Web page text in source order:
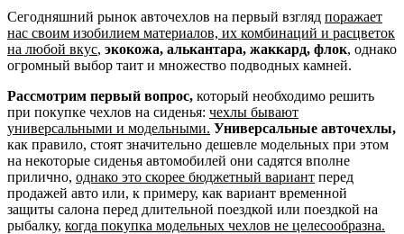
Сегодняшний рынок авточехлов на первый взгляд поражает
нас своим изобилием материалов, их комбинаций и расцветок
на любой вкус, экокожа, алькантара, жаккард, флок, однако
огромный выбор таит и множество подводных камней.
Рассмотрим первый вопрос, который необходимо решить
при покупке чехлов на сиденья: чехлы бывают
универсальными и модельными. Универсальные авточехлы,
как правило, стоят значительно дешевле модельных при этом
на некоторые сиденья автомобилей они садятся вполне
прилично, однако это скорее бюджетный вариант перед
продажей авто или, к примеру, как вариант временной
защиты салона перед длительной поездкой или поездкой на
рыбалку, когда покупка модельных чехлов не целесообразна.